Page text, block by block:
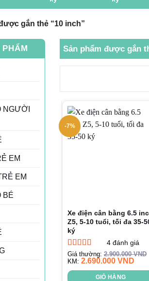
gắn thẻ “10 inch”
NGƯỜI
EM
EM
BÉ
Sản phẩm được gắn
-7%
Xe điện cân bằng 6.5
Z5, 5-10 tuổi, tối đa 35-
ký
Được xếp
hạng4.755
sao
4đánh giá
Giá thường:2.900.000VND
KM: 2.690.000 VND
GIỎ HÀNG